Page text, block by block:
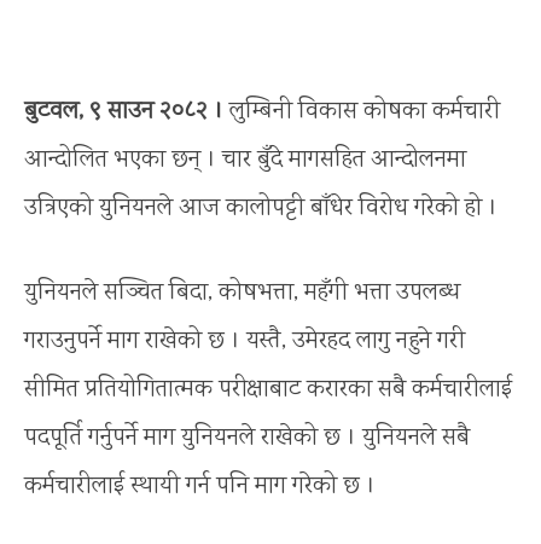
बुटवल, ९ साउन २०८२ । लुम्बिनी विकास कोषका कर्मचारी
आन्दोलित भएका छन् । चार बुँदे मागसहित आन्दोलनमा
उत्रिएको युनियनले आज कालोपट्टी बाँधेर विरोध गरेको हो ।
युनियनले सञ्चित बिदा, कोषभत्ता, महँगी भत्ता उपलब्ध
गराउनुपर्ने माग राखेको छ । यस्तै, उमेरहद लागु नहुने गरी
सीमित प्रतियोगितात्मक परीक्षाबाट करारका सबै कर्मचारीलाई
पदपूर्ति गर्नुपर्ने माग युनियनले राखेको छ । युनियनले सबै
कर्मचारीलाई स्थायी गर्न पनि माग गरेको छ ।